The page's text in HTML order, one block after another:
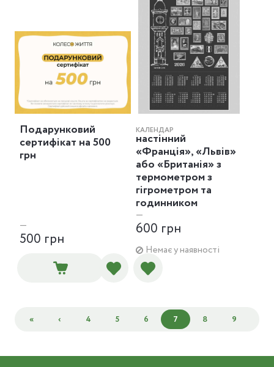
Подарунковий
сертифікат на 500
грн
—
500 грн
КАЛЕНДАР
настінний
«Франція», «Львів»
або «Британія» з
термометром з
гігрометром та
годинником
—
600 грн
Немає у наявності
« ‹ 4 5 6 7 8 9